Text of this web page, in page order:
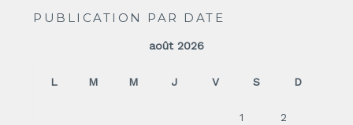
PUBLICATION PAR DATE
août 2026
L M M J V S D
1 2